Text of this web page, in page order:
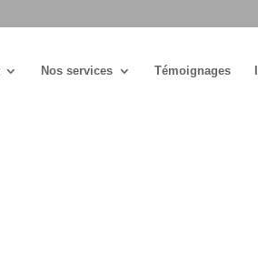
Nos services Témoignages